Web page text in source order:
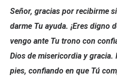
Señor, gracias por recibirme
darme Tu ayuda. ¡Eres digno
vengo ante Tu trono con
Dios de misericordia y gracia.
pies, confiando en que Tú